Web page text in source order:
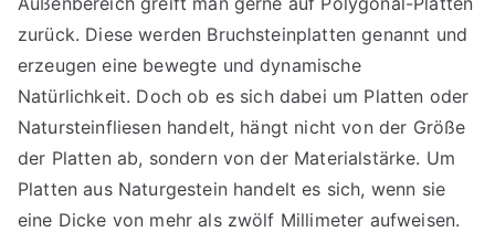
zurück. Diese werden Bruchsteinplatten genannt und
erzeugen eine bewegte und dynamische
Natürlichkeit. Doch ob es sich dabei um Platten oder
Natursteinfliesen handelt, hängt nicht von der Größe
der Platten ab, sondern von der Materialstärke. Um
Platten aus Naturgestein handelt es sich, wenn sie
eine Dicke von mehr als zwölf Millimeter aufweisen.